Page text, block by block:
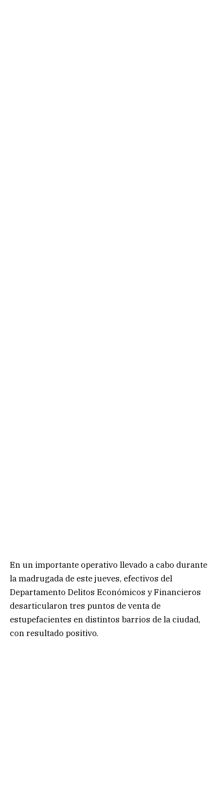
En un importante operativo llevado a cabo durante
la madrugada de este jueves, efectivos del
Departamento Delitos Económicos y Financieros
desarticularon tres puntos de venta de
estupefacientes en distintos barrios de la ciudad,
con resultado positivo.